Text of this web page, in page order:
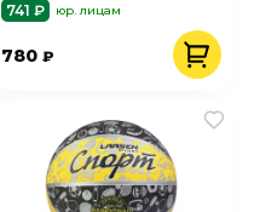
741 ₽ юр. лицам
780₽